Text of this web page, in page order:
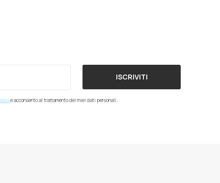
e acconsento al trattamento dei miei dati personali.
ISCRIVITI